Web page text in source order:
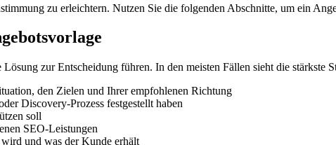
zu erleichtern. Nutzen Sie die folgenden Abschnitte, um ein
zur Entscheidung führen. In den meisten Fällen sieht die stärkste
den Zielen und Ihrer empfohlenen Richtung
Discovery-Prozess festgestellt haben
soll
SEO-Leistungen
und was der Kunde erhält